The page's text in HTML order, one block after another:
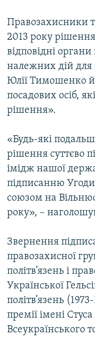
Правозахисники
2013 року
відповідні
належних дій для
Юлії Тимошенко й
посадових осіб,
рішення».
«Будь-які
рішення суттєво
імідж нашої
підписанню
союзом на
року», –
Звернення
правозахисної
політв’язень і
Української
політв’язень
премії імені
Всеукраїнського